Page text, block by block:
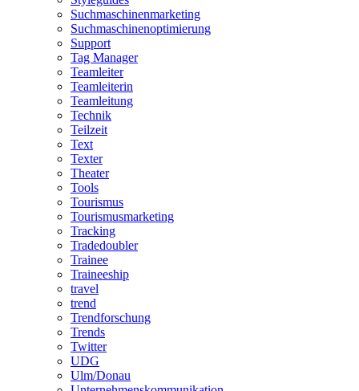
Suchmaschinenmarketing
Suchmaschinenoptimierung
Support
Tag Manager
Teamleiter
Teamleiterin
Teamleitung
Technik
Teilzeit
Text
Texter
Theater
Tools
Tourismus
Tourismusmarketing
Tracking
Tradedoubler
Trainee
Traineeship
travel
trend
Trendforschung
Trends
Twitter
UDG
Ulm/Donau